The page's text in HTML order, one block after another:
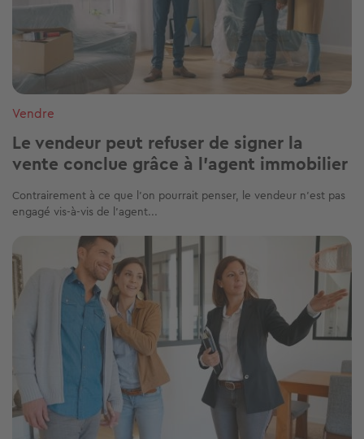
Vendre
Le vendeur peut refuser de signer la
vente conclue grâce à l’agent immobilier
Contrairement à ce que l’on pourrait penser, le vendeur n’est pas
engagé vis-à-vis de l’agent...